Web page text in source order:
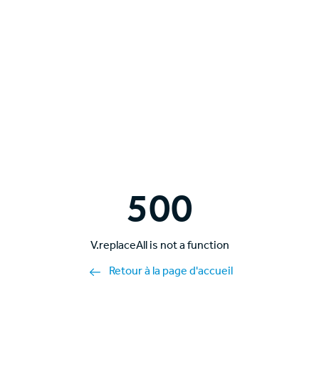
500
V.replaceAll is not a function
Retour à la page d'accueil